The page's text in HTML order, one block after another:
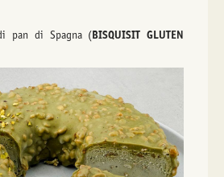
pan di Spagna (BISQUISIT GLUTEN